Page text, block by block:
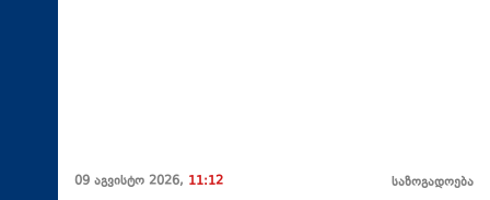
09 აგვისტო 2026, 11:12 საზოგადოება